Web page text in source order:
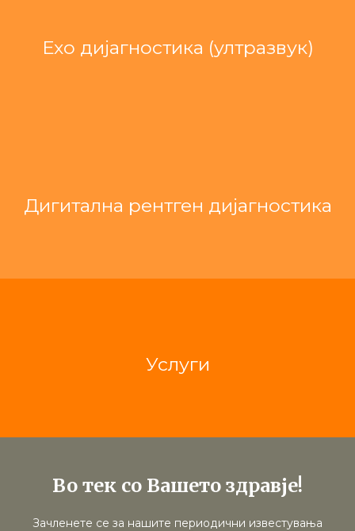
Ехо дијагностика (ултразвук)
Дигитална рентген дијагностика
Услуги
Во тек со Вашето здравје!
Зачленете се за нашите периодични известувања